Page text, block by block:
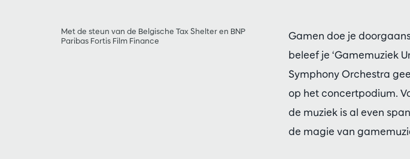
Gamen doe je
beleef je ‘Gamemuziek
Symphony Orchestra
op het concertpodium.
de muziek is al even
de magie van
Met de steun van de Belgische Tax Shelter en BNP
Paribas Fortis Film Finance